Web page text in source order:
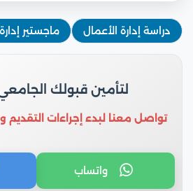
دراسة إدارة الأعمال ماجستير
لتأمين قبولك
تواصل معنا لبدء إجراءات التقديم
واتساب